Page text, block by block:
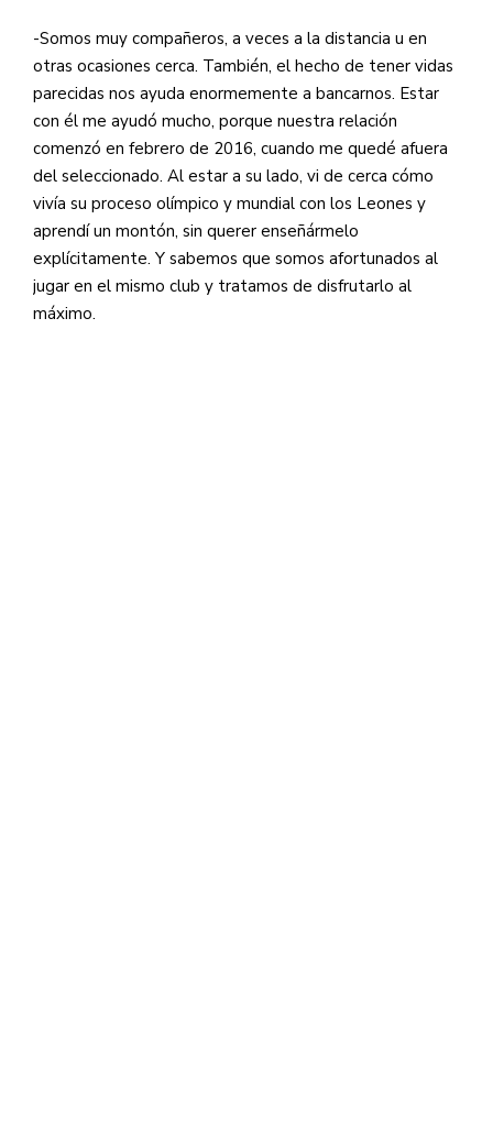
-Somos muy compañeros, a veces a la distancia u en
otras ocasiones cerca. También, el hecho de tener vidas
parecidas nos ayuda enormemente a bancarnos. Estar
con él me ayudó mucho, porque nuestra relación
comenzó en febrero de 2016, cuando me quedé afuera
del seleccionado. Al estar a su lado, vi de cerca cómo
vivía su proceso olímpico y mundial con los Leones y
aprendí un montón, sin querer enseñármelo
explícitamente. Y sabemos que somos afortunados al
jugar en el mismo club y tratamos de disfrutarlo al
máximo.